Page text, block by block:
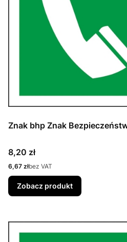
Znak bhp Znak
Cena
8,20 zł
Cena
6,67 złbez VAT
Zobacz produkt